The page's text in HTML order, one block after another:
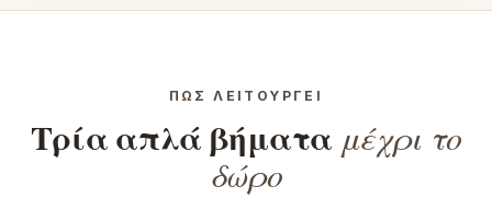
ΠΏΣ ΛΕΙΤΟΥΡΓΕΊ
Τρία απλά βήματα μέχρι το
δώρο